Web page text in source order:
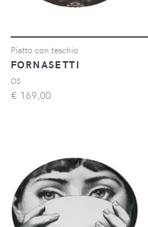
Piatto con teschio
FORNASETTI
OS
€ 169,00